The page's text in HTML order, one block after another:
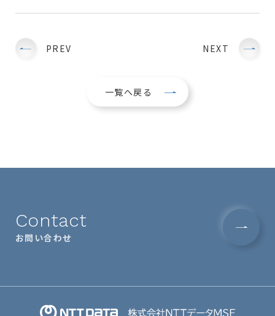
PREV NEXT
一覧へ戻る
Contact
お問い合わせ